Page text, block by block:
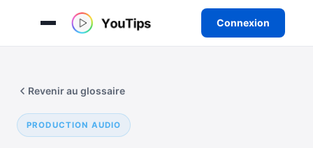
Connexion
contenu
PRODUCTION AUDIO
Revenir au glossaire